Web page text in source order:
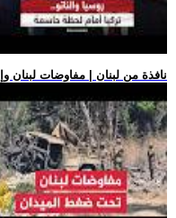
.. نافذة من لبنان | مفاوضات